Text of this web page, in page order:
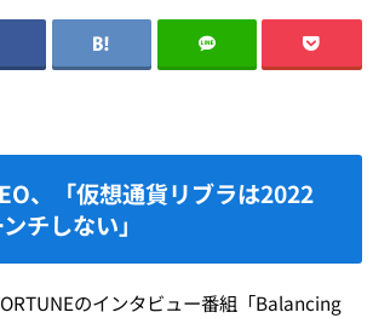
、「仮想通貨リブラは2022
チしない」
のインタビュー番組「Balancing